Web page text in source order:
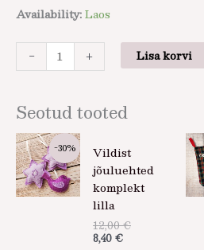
Availability:Laos
- + Lisa korvi
Seotud tooted
-30%
Vildist
jõuluehted
komplekt
lilla
12,00€
hind
oli:
12,00 €.
8,40 €
hind
on:
8,40 €.